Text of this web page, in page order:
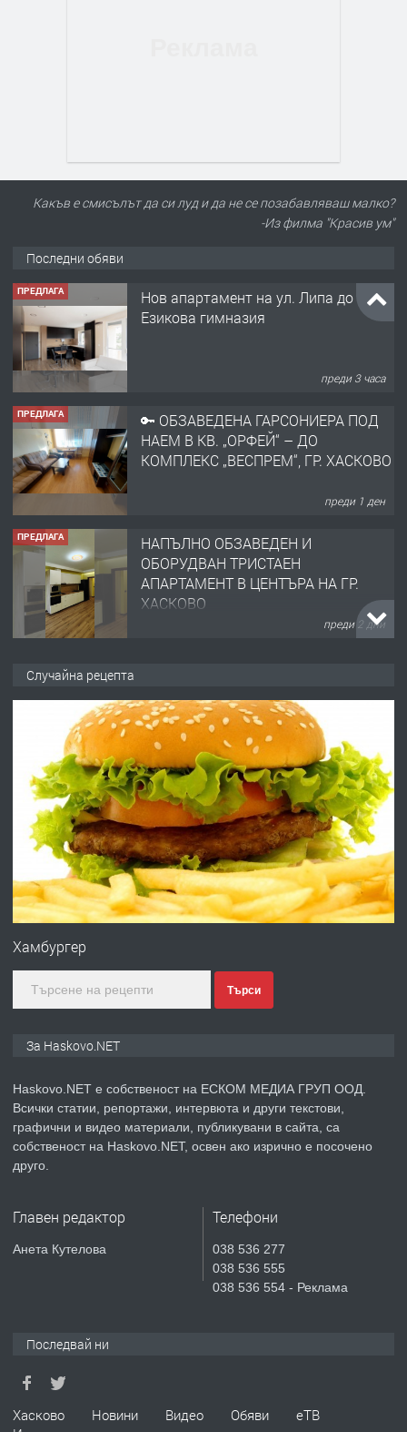
Какъв е смисълът да си луд и да не се позабавляваш малко?
-Из филма "Красив ум"
Последни обяви
ПРЕДЛАГА
Нов апартамент на ул. Липа до
Езикова гимназия
преди 3 часа
ПРЕДЛАГА
🔑 ОБЗАВЕДЕНА ГАРСОНИЕРА ПОД
НАЕМ В КВ. „ОРФЕЙ“ – ДО
КОМПЛЕКС „ВЕСПРЕМ“, ГР. ХАСКОВО
преди 1 ден
ПРЕДЛАГА
НАПЪЛНО ОБЗАВЕДЕН И
ОБОРУДВАН ТРИСТАЕН
АПАРТАМЕНТ В ЦЕНТЪРА НА ГР.
ХАСКОВО
преди 2 дни
преди 2 дни
ПРЕДЛАГА
№4120 Магазин/Офис под наем в кв.
Любен Каравелов, Хасково-близо до
градската градина!
преди 2 дни
ПРЕДЛАГА
ПРОСТОРЕН ТРИСТАЕН
преди 3 дни
ПРЕДЛАГА СГЛОБЯВАНЕ НА МЕБЕЛИ.
№4119 Едностаен обзаведен
Случайна рецепта
Хамбургер
Търси
За Haskovo.NET
Haskovo.NET е собственост на ЕСКОМ МЕДИА ГРУП ООД.
Всички статии, репортажи, интервюта и други текстови,
графични и видео материали, публикувани в сайта, са
собственост на Haskovo.NET, освен ако изрично е посочено
друго.
Главен редактор
Анета Кутелова
Телефони
038 536 277
038 536 555
038 536 554 - Реклама
Последвай ни
Хасково Новини Видео Обяви
еТВ